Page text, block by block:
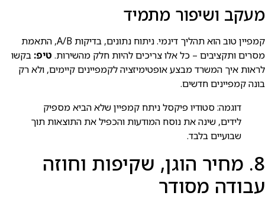
מעקב ושיפור מתמיד
קמפיין טוב הוא תהליך דינמי. ניתוח נתונים, בדיקות A/B, התאמת
מסרים ותקציבים – כל אלו צריכים להיות חלק מהשירות. טיפ: בקשו
לראות איך המשרד מבצע אופטימיזציה לקמפיינים קיימים, ולא רק
בונה קמפיינים חדשים.
דוגמה: סטודיו פיקסל ניתח קמפיין שלא הביא מספיק
לידים, שינה את נוסח המודעות והכפיל את התוצאות תוך
שבועיים בלבד.
8. מחיר הוגן, שקיפות וחוזה
עבודה מסודר